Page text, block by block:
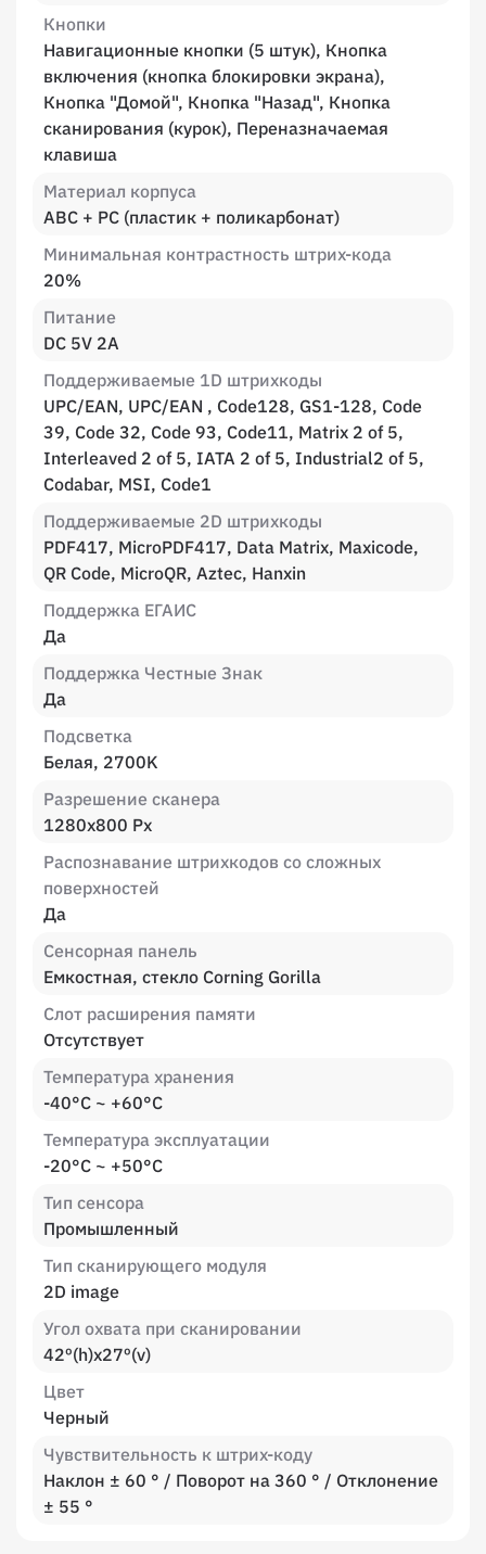
Кнопки
Навигационные кнопки (5 штук), Кнопка
включения (кнопка блокировки экрана),
Кнопка "Домой", Кнопка "Назад", Кнопка
сканирования (курок), Переназначаемая
клавиша
Материал корпуса
ABC + PC (пластик + поликарбонат)
Минимальная контрастность штрих-кода
20%
Питание
DC 5V 2A
Поддерживаемые 1D штрихкоды
UPC/EAN, UPC/EAN , Code128, GS1-128, Code
39, Code 32, Code 93, Code11, Matrix 2 of 5,
Interleaved 2 of 5, IATA 2 of 5, Industrial2 of 5,
Codabar, MSI, Code1
Поддерживаемые 2D штрихкоды
PDF417, MicroPDF417, Data Matrix, Maxicode,
QR Code, MicroQR, Aztec, Hanxin
Поддержка ЕГАИС
Да
Поддержка Честные Знак
Да
Подсветка
Белая, 2700K
Разрешение сканера
1280х800 Px
Распознавание штрихкодов со сложных
поверхностей
Да
Сенсорная панель
Емкостная, стекло Corning Gorilla
Слот расширения памяти
Отсутствует
Температура хранения
-40°С ~ +60°С
Температура эксплуатации
-20°С ~ +50°С
Тип сенсора
Промышленный
Тип сканирующего модуля
2D image
Угол охвата при сканировании
42º(h)x27º(v)
Цвет
Черный
Чувствительность к штрих-коду
Наклон ± 60 ° / Поворот на 360 ° / Отклонение
± 55 °